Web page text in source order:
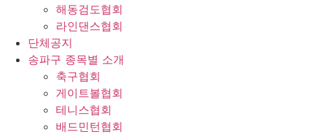
해동검도협회
라인댄스협회
단체공지
송파구 종목별 소개
축구협회
게이트볼협회
테니스협회
배드민턴협회